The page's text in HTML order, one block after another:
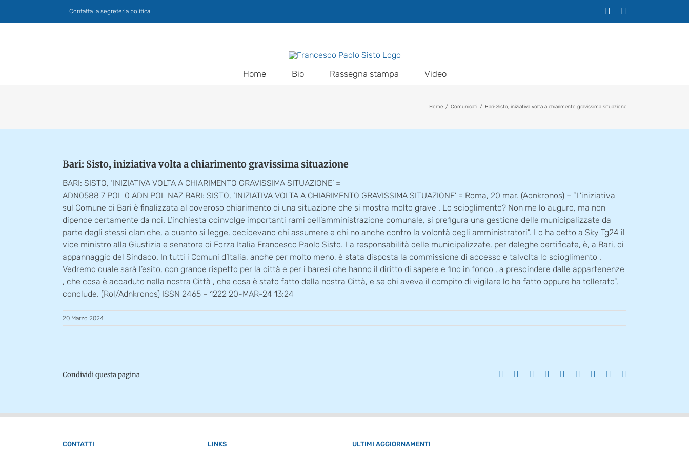
Contatta la segreteria politica
Home Bio Rassegna stampa Video
Home Comunicati Bari: Sisto, iniziativa volta a chiarimento gravissima situazione
Bari: Sisto, iniziativa volta a chiarimento gravissima situazione
BARI: SISTO, ‘INIZIATIVA VOLTA A CHIARIMENTO GRAVISSIMA SITUAZIONE’ =
ADN0588 7 POL 0 ADN POL NAZ BARI: SISTO, ‘INIZIATIVA VOLTA A CHIARIMENTO GRAVISSIMA SITUAZIONE’ = Roma, 20 mar. (Adnkronos) – ”L’iniziativa
sul Comune di Bari è finalizzata al doveroso chiarimento di una situazione che si mostra molto grave . Lo scioglimento? Non me lo auguro, ma non
dipende certamente da noi. L’inchiesta coinvolge importanti rami dell’amministrazione comunale, si prefigura una gestione delle municipalizzate da
parte degli stessi clan che, a quanto si legge, decidevano chi assumere e chi no anche contro la volontà degli amministratori”. Lo ha detto a Sky Tg24 il
vice ministro alla Giustizia e senatore di Forza Italia Francesco Paolo Sisto. La responsabilità delle municipalizzate, per deleghe certificate, è, a Bari, di
appannaggio del Sindaco. In tutti i Comuni d’Italia, anche per molto meno, è stata disposta la commissione di accesso e talvolta lo scioglimento .
Vedremo quale sarà l’esito, con grande rispetto per la città e per i baresi che hanno il diritto di sapere e fino in fondo , a prescindere dalle appartenenze
, che cosa è accaduto nella nostra Città , che cosa è stato fatto della nostra Città, e se chi aveva il compito di vigilare lo ha fatto oppure ha tollerato”,
conclude. (Rol/Adnkronos) ISSN 2465 – 1222 20-MAR-24 13:24
20 Marzo 2024
Condividi questa pagina Facebook Reddit LinkedInWhatsApp
TumblrPinterest
CONTATTI LINKS ULTIMI AGGIORNAMENTI